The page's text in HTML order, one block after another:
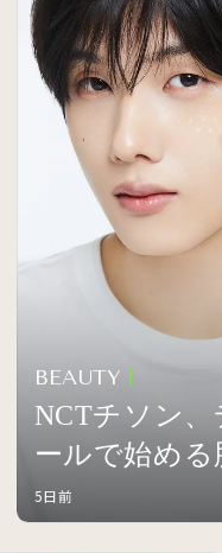
BEAUTY
NCTチソン、
ールで始める
5日前